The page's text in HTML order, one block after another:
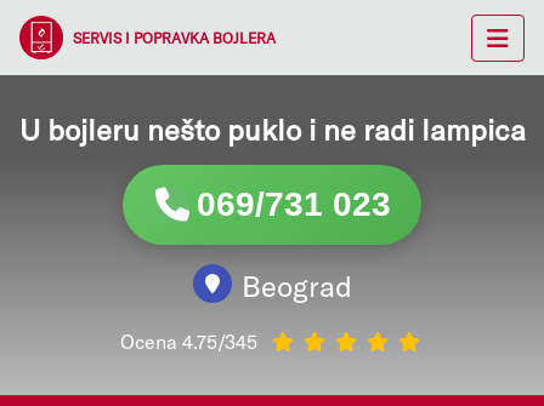
SERVIS I POPRAVKA BOJLERA
U bojleru nešto puklo i ne radi lampica
069/731 023
Beograd
Ocena 4.75/345